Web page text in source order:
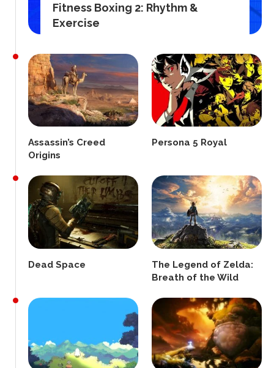
Fitness Boxing 2: Rhythm &
Exercise
Assassin’s Creed
Origins
Persona 5 Royal
Dead Space
The Legend of Zelda:
Breath of the Wild